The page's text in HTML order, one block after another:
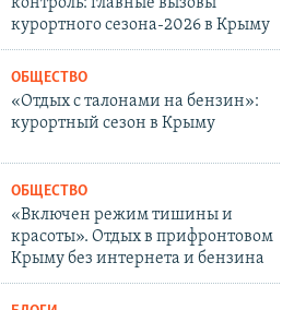
курортного сезона-2026 в Крыму
ОБЩЕСТВО
«Отдых с талонами на бензин»:
курортный сезон в Крыму
ОБЩЕСТВО
«Включен режим тишины и
красоты». Отдых в прифронтовом
Крыму без интернета и бензина